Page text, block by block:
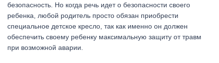
безопасность. Но когда речь идет о безопасности своего
ребенка, любой родитель просто обязан приобрести
специальное детское кресло, так как именно он должен
обеспечить своему ребенку максимальную защиту от травм
при возможной аварии.